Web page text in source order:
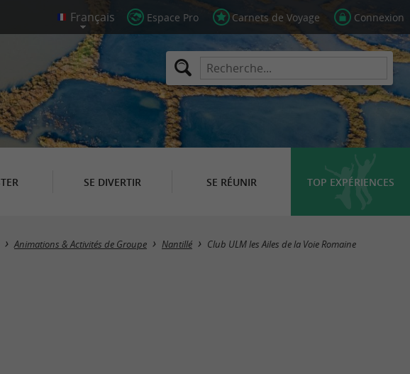
Espace Pro Carnets de Voyage Connexion
SE DIVERTIR SE RÉUNIR TOP EXPÉRIENCES
Animations & Activités de Groupe Nantillé Club ULM les Ailes de la Voie Romaine